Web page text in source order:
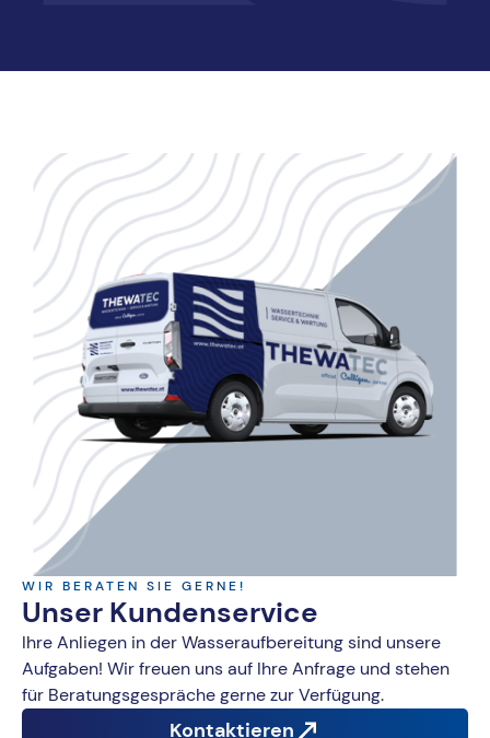
WIR BERATEN SIE GERNE!
Unser Kundenservice
Ihre Anliegen in der Wasseraufbereitung sind unsere
Aufgaben! Wir freuen uns auf Ihre Anfrage und stehen
für Beratungsgespräche gerne zur Verfügung.
Kontaktieren